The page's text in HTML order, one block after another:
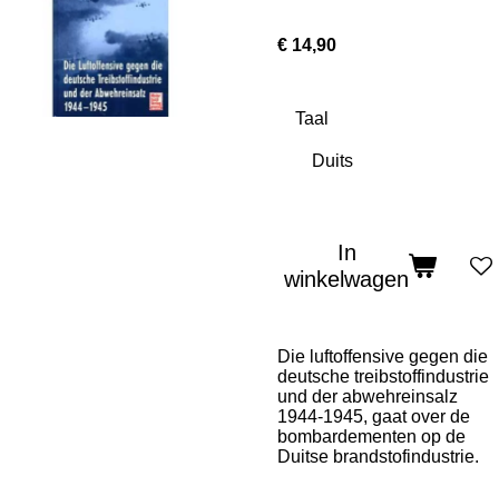
€ 14,90
Taal
In
winkelwagen
Die luftoffensive gegen die
deutsche treibstoffindustrie
und der abwehreinsalz
1944-1945, gaat over de
bombardementen op de
Duitse brandstofindustrie.